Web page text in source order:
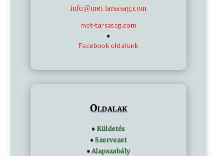
info@met-tarsasag.com
met-tarsasag.com
Facebook oldalunk
Oldalak
Küldetés
Szervezet
Alapszabály